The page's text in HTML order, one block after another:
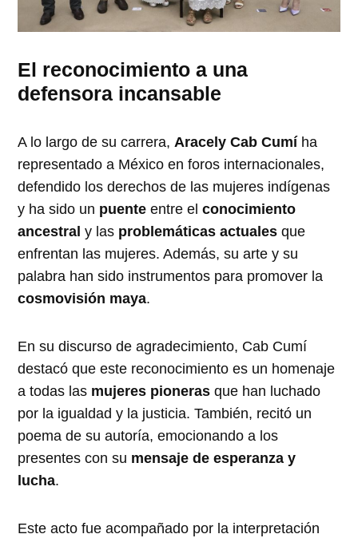
El reconocimiento a una
defensora incansable
A lo largo de su carrera,Aracely Cab Cumí ha
representado a México en foros internacionales,
defendido los derechos de las mujeres indígenas
y ha sido un puente entre elconocimiento
ancestral y las problemáticas actuales que
enfrentan las mujeres. Además, su arte y su
palabra han sido instrumentos para promover la
cosmovisión maya.
En su discurso de agradecimiento, Cab Cumí
destacó que este reconocimiento es un homenaje
a todas las mujeres pioneras que han luchado
por la igualdad y la justicia. También, recitó un
poema de su autoría, emocionando a los
presentes con su mensaje de esperanza y
lucha.
Este acto fue acompañado por la interpretación